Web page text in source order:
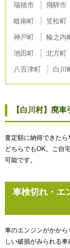
瑞穂市 飛騨市
岐南町 笠松町
神戸町 輪之内
池田町 北方町
八百津町 白川
【白川村】廃
査定額に納得できた
どちらでもOK。ご自
可能です。
車検切れ・エ
車のエンジンがかか
しい破損がみられる